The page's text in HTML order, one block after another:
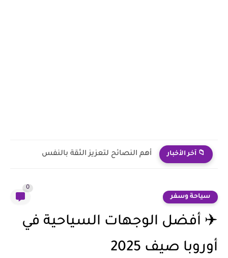
📁 آخر الأخبار
سياحة وسفر
0
✈️ أفضل الوجهات السياحية في
أوروبا صيف 2025